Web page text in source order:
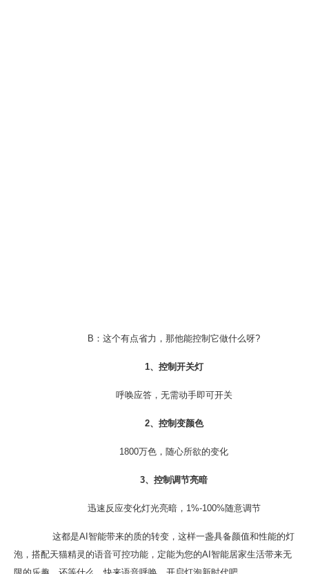
B：这个有点省力，那他能控制它做什么呀?
1、控制开关灯
呼唤应答，无需动手即可开关
2、控制变颜色
1800万色，随心所欲的变化
3、控制调节亮暗
迅速反应变化灯光亮暗，1%-100%随意调节
这都是AI智能带来的质的转变，这样一盏具备颜值和性能的灯
泡，搭配天猫精灵的语音可控功能，定能为您的AI智能居家生活带来无